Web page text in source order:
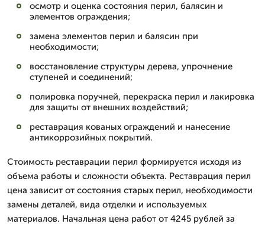
осмотр и оценка состояния перил, балясин и
элементов ограждения;
замена элементов перил и балясин при
необходимости;
восстановление структуры дерева, упрочнение
ступеней и соединений;
полировка поручней, перекраска перил и лакировка
для защиты от внешних воздействий;
реставрация кованых ограждений и нанесение
антикоррозийных покрытий.
Стоимость реставрации перил формируется исходя из
объема работы и сложности объекта. Реставрация перил
цена зависит от состояния старых перил, необходимости
замены деталей, вида отделки и используемых
материалов. Начальная цена работ от 4245 рублей за